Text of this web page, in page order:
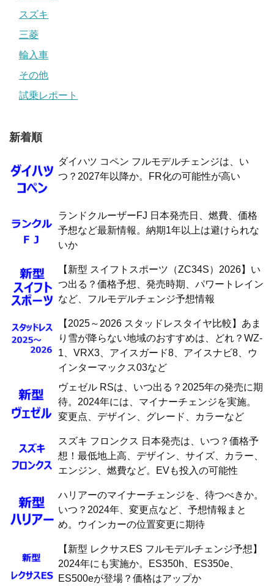
スズキ
三菱
輸入車
その他
試乗レポート
新着順
ダイハツ コペン フルモデルチェンジは、い
つ？2027年以降か。FR化の可能性が高い
ランドクルーザーFJ 日本発売日、燃費、価格
予想など最新情報。納期1年以上は避けられな
いか
【新型 スイフトスポーツ（ZC34S）2026】い
つ出る？価格予想、発売時期、パワートレイン
など、フルモデルチェンジ予想情報
【2025～2026 スタッドレスタイヤ比較】あま
り雪が降らない地域のおすすめは、どれ？WZ-
1、VRX3、アイスガード8、アイスナビ8、ウ
インターマックス03など
ヴェゼル RSは、いつ出る？2025年の発売に期
待。2024年には、マイナーチェンジを実施。
変更点、デザイン、グレード、カラーなど
スズキ フロンクス 日本発売は、いつ？価格予
想！最低地上高、デザイン、サイズ、カラー、
エンジン、燃費など。EVも投入の可能性
ハリアーのマイナーチェンジを、待つべきか。
いつ？2024年、変更点など、予想情報まと
め。ウインカーの位置変更に期待
【新型 レクサスES フルモデルチェンジ予想】
2024年にも実施か。ES350h、ES350e、
ES500eが登場？価格はアップか